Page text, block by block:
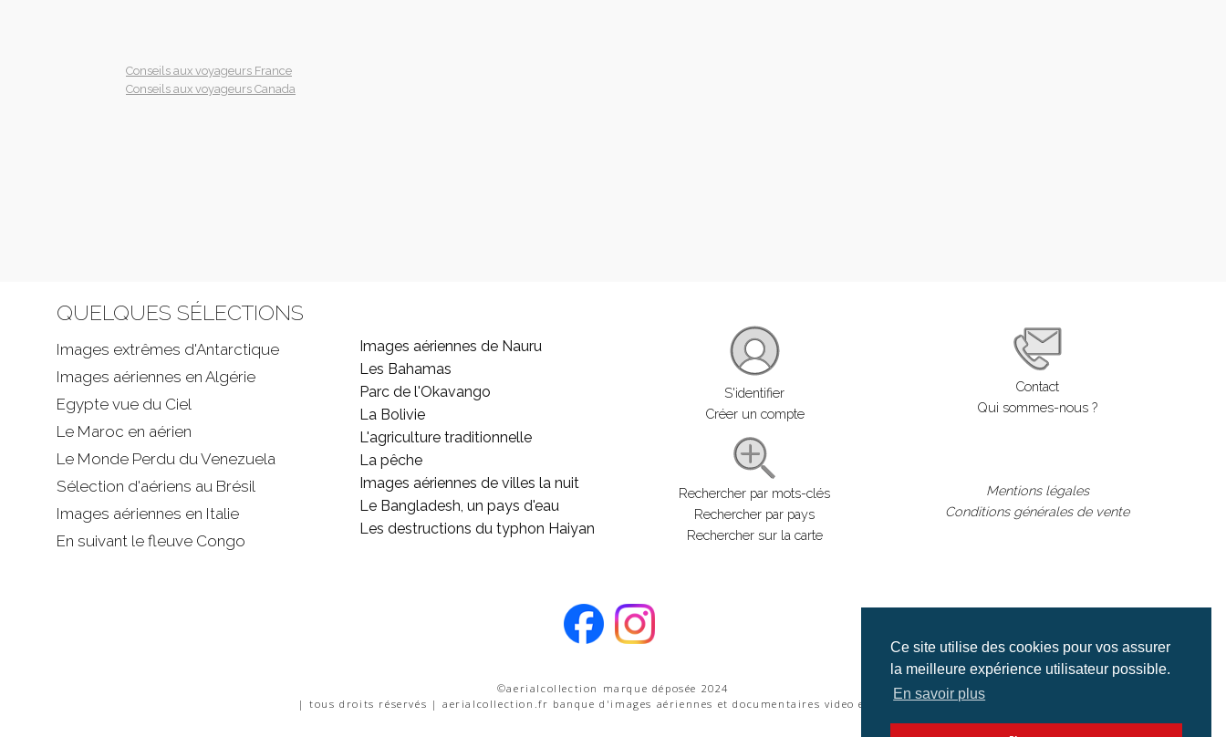
Ce site utilise des cookies pour vos assurer
la meilleure expérience utilisateur possible.
En savoir plus
Conseils aux voyageurs France
Conseils aux voyageurs Canada
QUELQUES SÉLECTIONS
Images extrêmes d'Antarctique
Images aériennes en Algérie
Egypte vue du Ciel
Le Maroc en aérien
Le Monde Perdu du Venezuela
Sélection d'aériens au Brésil
Images aériennes en Italie
En suivant le fleuve Congo
Images aériennes de Nauru
Les Bahamas
Parc de l'Okavango
La Bolivie
L'agriculture traditionnelle
La pêche
Images aériennes de villes la nuit
Le Bangladesh, un pays d'eau
Les destructions du typhon Haiyan
S'identifier
Créer un compte
Rechercher par mots-clés
Rechercher par pays
Rechercher sur la carte
Contact
Qui sommes-nous ?
Mentions légales
Conditions générales de vente
©aerialcollection marque déposée 2024
| tous droits réservés | aerialcollection.fr banque d'images aériennes et documentaires video et cinéma |